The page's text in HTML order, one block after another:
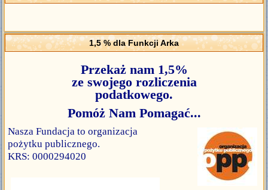
1,5 % dla Funkcji Arka
Przekaż nam 1,5%
ze swojego rozliczenia
podatkowego.
Pomóż Nam Pomagać...
Nasza Fundacja to organizacja
pożytku publicznego.
KRS: 0000294020